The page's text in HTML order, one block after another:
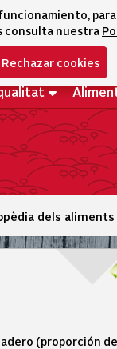
consulta nuestra
Rechazar cookies
dels aliments
(proporción